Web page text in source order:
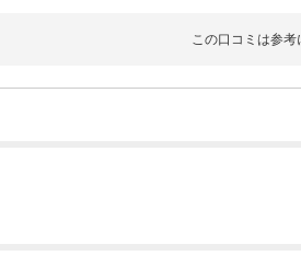
この口コミは参考